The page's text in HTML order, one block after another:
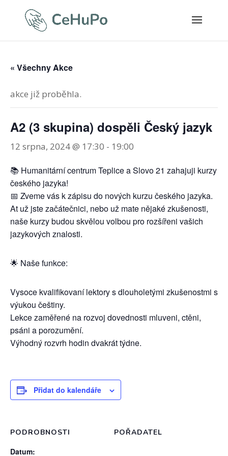
« Všechny Akce
akce již proběhla.
A2 (3 skupina) dospěli Český jazyk
12 srpna, 2024 @ 17:30 - 19:00
📚 Humanitární centrum Teplice a Slovo 21 zahajuji kurzy
českého jazyka!
📅 Zveme vás k zápisu do nových kurzu českého jazyka.
At už jste začátečnici, nebo už mate nějaké zkušenosti,
naše kurzy budou skvělou volbou pro rozšířeni vašich
jazykových znalosti.
🌟 Naše funkce:
Vysoce kvalifikovaní lektory s dlouholetými zkušenostmi s
výukou češtiny.
Lekce zaměřené na rozvoj dovednosti mluveni, ctěni,
psáni a porozumění.
Výhodný rozvrh hodin dvakrát týdne.
Přidat do kalendáře
PODROBNOSTI
Datum:
POŘADATEL